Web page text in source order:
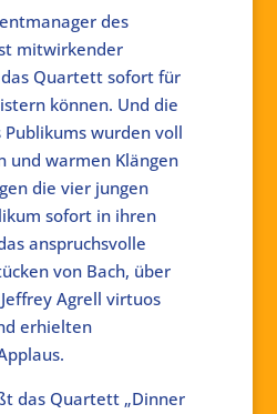
des
mitwirkender
Quartett sofort für
können. Und die
Publikums wurden voll
warmen Klängen
die vier jungen
sofort in ihren
anspruchsvolle
von Bach, über
Agrell virtuos
erhielten
das Quartett „Dinner